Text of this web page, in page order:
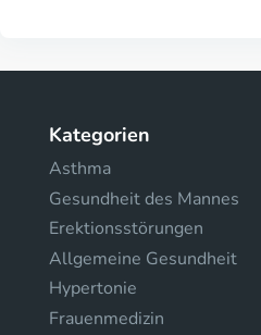
Kategorien
Asthma
Gesundheit des Mannes
Erektionsstörungen
Allgemeine Gesundheit
Hypertonie
Frauenmedizin